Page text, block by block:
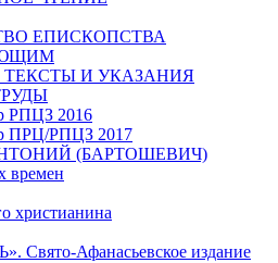
ЕПИСКОПСТВА
И УКАЗАНИЯ
РПЦЗ 2016
ПРЦ/РПЦЗ 2017
(БАРТОШЕВИЧ)
времен
христианина
Афанасьевское издание